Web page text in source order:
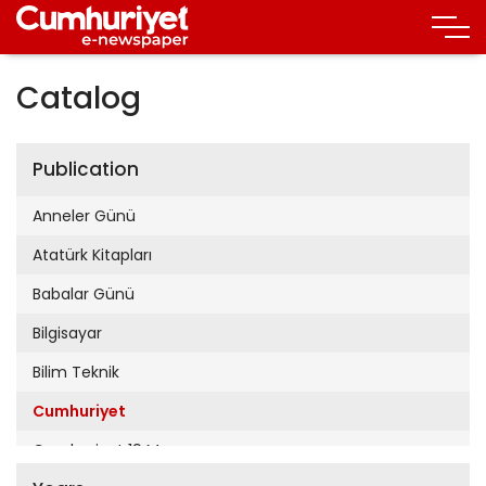
Catalog
Publication
Anneler Günü
Atatürk Kitapları
Babalar Günü
Bilgisayar
Bilim Teknik
Cumhuriyet
Cumhuriyet 19 Mayıs